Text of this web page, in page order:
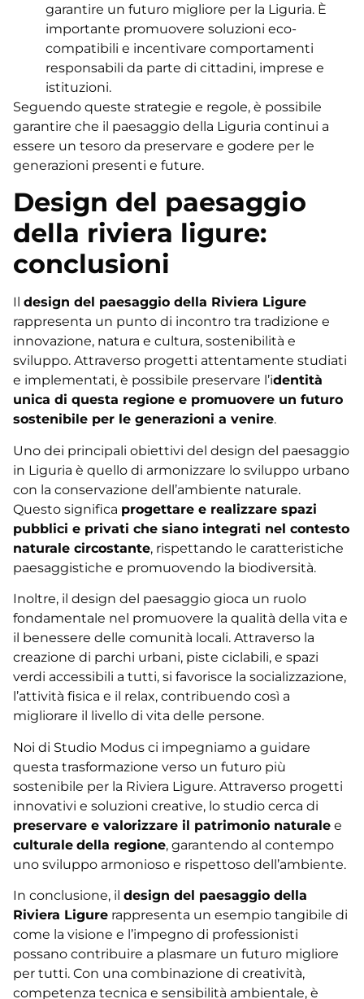
garantire un futuro migliore per la Liguria. È
importante promuovere soluzioni eco-
compatibili e incentivare comportamenti
responsabili da parte di cittadini, imprese e
istituzioni.
Seguendo queste strategie e regole, è possibile
garantire che il paesaggio della Liguria continui a
essere un tesoro da preservare e godere per le
generazioni presenti e future.
Design del paesaggio
della riviera ligure:
conclusioni
Il design del paesaggio della Riviera Ligure
rappresenta un punto di incontro tra tradizione e
innovazione, natura e cultura, sostenibilità e
sviluppo. Attraverso progetti attentamente studiati
e implementati, è possibile preservare l’identità
unica di questa regione e promuovere un futuro
sostenibile per le generazioni a venire.
Uno dei principali obiettivi del design del paesaggio
in Liguria è quello di armonizzare lo sviluppo urbano
con la conservazione dell’ambiente naturale.
Questo significa progettare e realizzare spazi
pubblici e privati che siano integrati nel contesto
naturale circostante, rispettando le caratteristiche
paesaggistiche e promuovendo la biodiversità.
Inoltre, il design del paesaggio gioca un ruolo
fondamentale nel promuovere la qualità della vita e
il benessere delle comunità locali. Attraverso la
creazione di parchi urbani, piste ciclabili, e spazi
verdi accessibili a tutti, si favorisce la socializzazione,
l’attività fisica e il relax, contribuendo così a
migliorare il livello di vita delle persone.
Noi di Studio Modus ci impegniamo a guidare
questa trasformazione verso un futuro più
sostenibile per la Riviera Ligure. Attraverso progetti
innovativi e soluzioni creative, lo studio cerca di
preservare e valorizzare il patrimonio naturale e
culturale della regione, garantendo al contempo
uno sviluppo armonioso e rispettoso dell’ambiente.
In conclusione, il design del paesaggio della
Riviera Ligure rappresenta un esempio tangibile di
come la visione e l’impegno di professionisti
possano contribuire a plasmare un futuro migliore
per tutti. Con una combinazione di creatività,
competenza tecnica e sensibilità ambientale, è